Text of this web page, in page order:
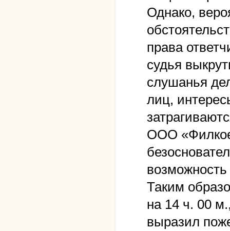
Однако,
права
судья
слушанья
лиц,
ООО
Таким
на 14 ч. 00
выразил